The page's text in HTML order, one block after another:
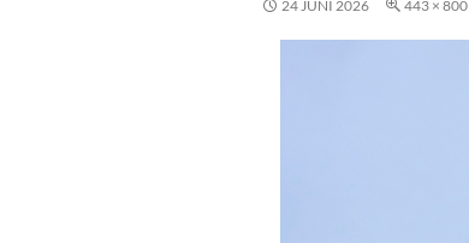
24 JUNI 2026 443 × 800